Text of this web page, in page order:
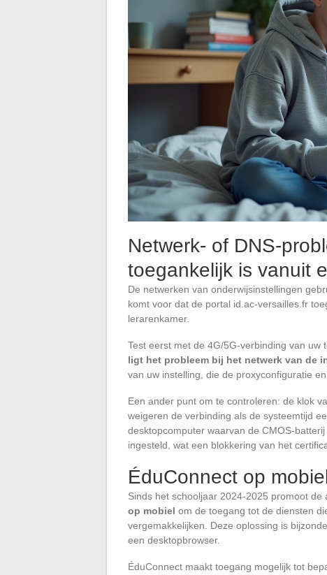
Netwerk- of DNS-
toegankelijk is vanuit
De netwerken van onderwijsinstellingen
komt voor dat de portal id.ac-versailles.fr
lerarenkamer.
Test eerst met de 4G/5G-verbinding van uw
ligt het probleem bij het netwerk van de
van uw instelling, die de proxyconfiguratie
Een ander punt om te controleren: de klok
weigeren de verbinding als de systeemtijd
desktopcomputer waarvan de CMOS-
ingesteld, wat een blokkering van het
ÉduConnect op
Sinds het schooljaar 2024-2025 promoot de
op mobiel om de toegang tot de diensten
vergemakkelijken. Deze oplossing is
een desktopbrowser.
ÉduConnect maakt toegang mogelijk tot